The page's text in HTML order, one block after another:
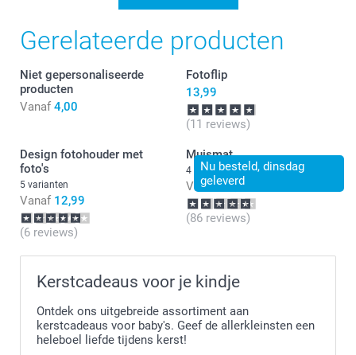
Gerelateerde producten
Niet gepersonaliseerde
producten
Vanaf 4,00
Fotoflip
13,99
(11 reviews)
Design fotohouder met
foto's
5 varianten
Vanaf 12,99
(6 reviews)
Nu besteld, dinsdag
geleverd
Muismat
4 varianten
Vanaf 10,99
(86 reviews)
Kerstcadeaus voor je kindje
Ontdek ons uitgebreide assortiment aan
kerstcadeaus voor baby's. Geef de allerkleinsten een
heleboel liefde tijdens kerst!